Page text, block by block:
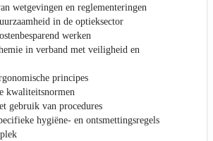
wetgevingen en reglementeringen
in de optieksector
werken
in verband met veiligheid en
principes
kwaliteitsnormen
gebruik van procedures
hygiëne- en ontsmettingsregels